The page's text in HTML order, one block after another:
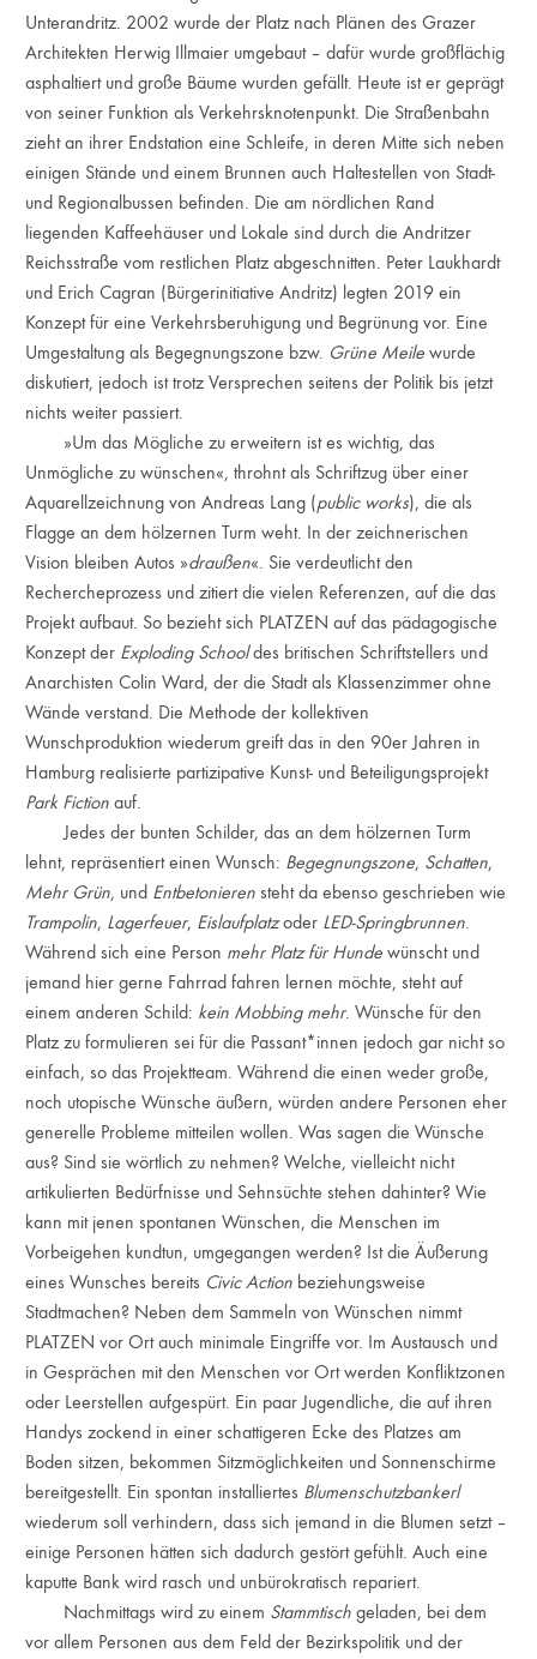
Unterandritz. 2002 wurde der Platz nach Plänen des Grazer
Architekten Herwig Illmaier umgebaut – dafür wurde groß­flächig
asphaltiert und große Bäume wurden gefällt. Heute ist er geprägt
von seiner Funktion als Verkehrsknotenpunkt. Die Straßenbahn
zieht an ihrer Endstation eine Schleife, in deren Mitte sich neben
einigen Stände und einem Brunnen auch Haltestellen von Stadt-
und Regionalbussen befinden. Die am nördlichen Rand
liegenden Kaffeehäuser und Lokale sind durch die Andritzer
Reichsstraße vom restlichen Platz abgeschnitten. Peter Laukhardt
und Erich Cagran (Bürgerinitiative Andritz) legten 2019 ein
Konzept für eine Verkehrsberuhigung und Begrünung vor. Eine
Umgestaltung als Begegnungszone bzw. Grüne Meile wurde
diskutiert, jedoch ist trotz Versprechen seitens der Politik bis jetzt
nichts weiter passiert.
»Um das Mögliche zu erweitern ist es wichtig, das
Unmögliche zu wünschen«, throhnt als Schriftzug über einer
Aquarellzeichnung von Andreas Lang (public works), die als
Flagge an dem hölzernen Turm weht. In der zeichnerischen
Vision bleiben Autos »draußen«. Sie verdeutlicht den
Rechercheprozess und zitiert die vielen Referenzen, auf die das
Projekt aufbaut. So bezieht sich PLATZEN auf das pädagogische
Konzept der Exploding Schooldes britischen Schriftstellers und
Anarchisten Colin Ward, der die Stadt als Klassenzimmer ohne
Wände verstand. Die Methode der kollektiven
Wunschproduktion wiederum greift das in den 90er Jahren in
Hamburg realisierte partizipative Kunst- und Beteiligungsprojekt
Park Fiction auf.
Jedes der bunten Schilder, das an dem hölzernen Turm
lehnt, repräsentiert einen Wunsch: Begegnungszone, Schatten,
Mehr Grün, und Entbetonieren steht da ebenso geschrieben wie
Trampolin, Lagerfeuer, Eislaufplatzoder LED-Springbrunnen.
Während sich eine Person mehr Platz für Hunde wünscht und
jemand hier gerne Fahrrad fahren lernen möchte, steht auf
einem anderen Schild: kein Mobbing mehr. Wünsche für den
Platz zu formulieren sei für die Passant*innen jedoch gar nicht so
einfach, so das Projektteam. Während die einen weder große,
noch utopische Wünsche äußern, würden andere Personen eher
generelle Probleme mitteilen wollen. Was sagen die Wünsche
aus? Sind sie wörtlich zu nehmen? Welche, vielleicht nicht
artikulierten Bedürfnisse und Sehnsüchte stehen dahinter? Wie
kann mit jenen spontanen Wünschen, die Menschen im
Vorbeigehen kundtun, umgegangen werden? Ist die Äußerung
eines Wunsches bereits Civic Action beziehungsweise
Stadtmachen? Neben dem Sammeln von Wünschen nimmt
PLATZEN vor Ort auch minimale Eingriffe vor. Im Austausch und
in Gesprächen mit den Menschen vor Ort werden Konfliktzonen
oder Leerstellen aufgespürt. Ein paar Jugendliche, die auf ihren
Handys zockend in einer schattigeren Ecke des Platzes am
Boden sitzen, bekommen Sitzmöglichkeiten und Sonnenschirme
bereitgestellt. Ein spontan installiertes Blumenschutzbankerl
wiederum soll verhindern, dass sich jemand in die Blumen setzt –
einige Personen hätten sich dadurch gestört gefühlt. Auch eine
kaputte Bank wird rasch und unbürokratisch repariert.
Nachmittags wird zu einem Stammtisch geladen, bei dem
vor allem Personen aus dem Feld der Bezirkspolitik und der